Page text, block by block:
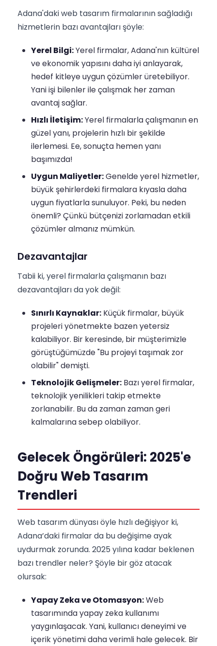
Adana'daki web tasarım firmalarının sağladığı
hizmetlerin bazı avantajları şöyle:
Yerel Bilgi:Yerel firmalar, Adana'nın kültürel
ve ekonomik yapısını daha iyi anlayarak,
hedef kitleye uygun çözümler üretebiliyor.
Yani işi bilenler ile çalışmak her zaman
avantaj sağlar.
Hızlı İletişim:Yerel firmalarla çalışmanın en
güzel yanı, projelerin hızlı bir şekilde
ilerlemesi. Ee, sonuçta hemen yanı
başımızda!
Uygun Maliyetler:Genelde yerel hizmetler,
büyük şehirlerdeki firmalara kıyasla daha
uygun fiyatlarla sunuluyor. Peki, bu neden
önemli? Çünkü bütçenizi zorlamadan etkili
çözümler almanız mümkün.
Dezavantajlar
Tabii ki, yerel firmalarla çalışmanın bazı
dezavantajları da yok değil:
Sınırlı Kaynaklar: Küçük firmalar, büyük
projeleri yönetmekte bazen yetersiz
kalabiliyor. Bir keresinde, bir müşterimizle
görüştüğümüzde "Bu projeyi taşımak zor
olabilir" demişti.
Teknolojik Gelişmeler: Bazı yerel firmalar,
teknolojik yenilikleri takip etmekte
zorlanabilir. Bu da zaman zaman geri
kalmalarına sebep olabiliyor.
Gelecek Öngörüleri: 2025'e
Doğru Web Tasarım
Trendleri
Web tasarım dünyası öyle hızlı değişiyor ki,
Adana’daki firmalar da bu değişime ayak
uydurmak zorunda. 2025 yılına kadar beklenen
bazı trendler neler? Şöyle bir göz atacak
olursak:
Yapay Zeka ve Otomasyon:Web
tasarımında yapay zeka kullanımı
yaygınlaşacak. Yani, kullanıcı deneyimi ve
içerik yönetimi daha verimli hale gelecek. Bir